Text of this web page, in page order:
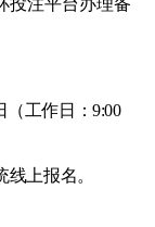
（工作日：9:00
上报名。